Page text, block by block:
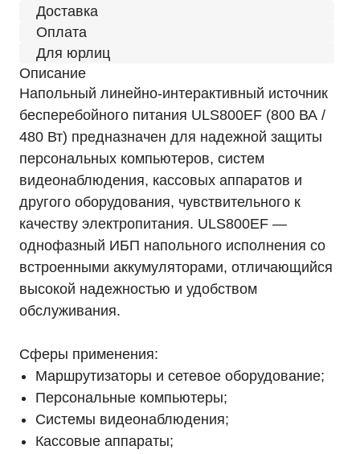
Доставка
Оплата
Для юрлиц
Описание
Напольный линейно-интерактивный источник
бесперебойного питания ULS800EF (800 ВА /
480 Вт) предназначен для надежной защиты
персональных компьютеров, систем
видеонаблюдения, кассовых аппаратов и
другого оборудования, чувствительного к
качеству электропитания. ULS800EF —
однофазный ИБП напольного исполнения со
встроенными аккумуляторами, отличающийся
высокой надежностью и удобством
обслуживания.
Сферы применения:
Маршрутизаторы и сетевое оборудование;
Персональные компьютеры;
Системы видеонаблюдения;
Кассовые аппараты;